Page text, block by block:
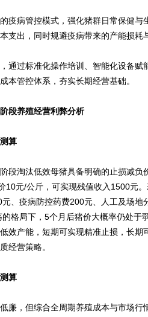
病管控模式，强化猪群日常保健与
支出，同时规避疫病带来的产能损耗
过标准化操作培训、智能化设备赋
本管控体系，夯实长期经营基础。
养殖经营利弊分析
算
淘汰低效母猪具备明确的止损减负
10元/公斤，可实现残值收入1500元
、疫病防控药费200元、人工及场地
格局下，5个月后猪价大概率仍处于
效产能，短期可实现精准止损，长期
经营策略。
算
，但综合全周期养殖成本与市场行